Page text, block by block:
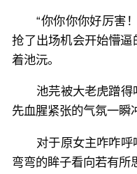
“你你你你好厉害
抢了出场机会开始懵
着池沅。
池芫被大老虎蹭
先血腥紧张的气氛一瞬
对于原女主咋咋
弯弯的眸子看向若有所